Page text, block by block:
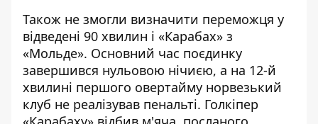
Також не змогли визначити переможця у
відведені 90 хвилин і «Карабах» з
«Мольде». Основний час поєдинку
завершився нульовою нічиєю, а на 12-й
хвилині першого овертайму норвезький
клуб не реалізував пенальті. Голкіпер